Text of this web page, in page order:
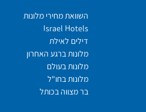
השוואת מחירי מלונות
Israel Hotels
דילים לאילת
מלונות ברגע האחרון
מלונות בעולם
מלונות בחו"ל
בר מצווה בכותל